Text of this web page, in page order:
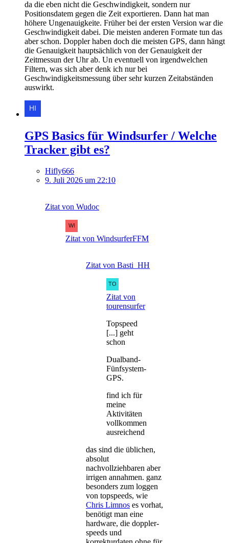
da die eben nicht die Geschwindigkeit, sondern nur
Positionsdatem gegen die Zeit exportieren. Dann hat man
höhere Ungenauigkeite. Früher bei der ersten Version war die
Geschwindigkeit dabei. Die meisten anderen Formate tun das
aber schon. Doppler haben doch die meisten GPS, dann hängt
die Genauigkeit hauptsächlich von der Genauigkeit der
Zeitmessun der Uhr ab. Un eventuell von irgendwelchen
Filtern, was sich aber denk ich nur bei
Geschwindigkeitsmessung über sehr kurzen Zeitabständen
auswirkt.
GPS Basics für Windsurfer / Welche
Tracker gibt es?
Hifly666
9. Juli 2026 um 22:10
Zitat von Wudoc
Zitat von WindsurferFFM
Zitat von Basti_HH
Zitat von
tourensurfer
Topspeed
[...] geht
schon
Dualband-
Fünfsystem-
GPS.
find ich für
meine
Aktivitäten
vollkommen
ausreichend
das sind die üblichen,
absolut
nachvollziehbaren aber
irrigen annahmen. ganz
besonders zum loggen
von topspeeds, wie
Chris Limnos es vorhat,
benötigt man eine
hardware, die doppler-
speeds und